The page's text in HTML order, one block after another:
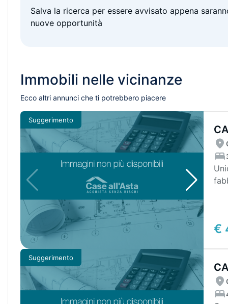
Salva la ricerca per essere avvisato appena
nuove opportunità
Immobili nelle vicinanze
Ecco altri annunci che ti potrebbero piacere
Suggerimento
€
Suggerimento